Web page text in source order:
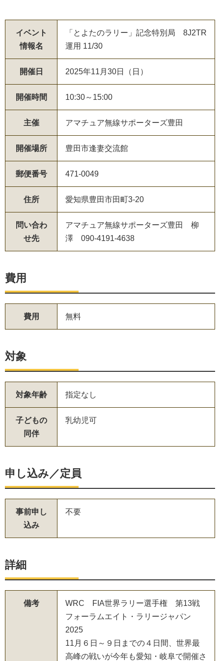
イベント
情報名
「とよたのラリー」記念特別局 8J2TR
運用 11/30
開催日 2025年11月30日（日）
開催時間 10:30～15:00
主催 アマチュア無線サポーターズ豊田
開催場所 豊田市逢妻交流館
郵便番号 471-0049
住所 愛知県豊田市田町3-20
問い合わ
せ先
アマチュア無線サポーターズ豊田 柳
澤 090-4191-4638
費用
費用 無料
対象
対象年齢 指定なし
子どもの
同伴
乳幼児可
申し込み／定員
事前申し
込み
不要
詳細
備考
WRC FIA世界ラリー選手権 第13戦
フォーラムエイト・ラリージャパン
2025
11月６日～９日までの４日間、世界最
高峰の戦いが今年も愛知・岐阜で開催さ